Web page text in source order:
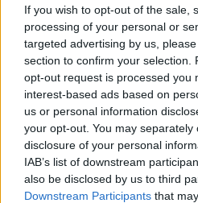
If you wish to opt-out of the sale,
processing of your personal or
targeted advertising by us,
section to confirm your selection.
opt-out request is processed you
interest-based ads based on
us or personal information
your opt-out. You may
disclosure of your personal
IAB’s list of downstream
also be disclosed by us to third
Downstream Participants that
03.02.2021
MORE STUFF